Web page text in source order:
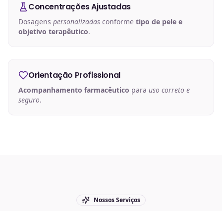
Concentrações Ajustadas
Dosagens personalizadas conforme tipo de pele e
objetivo terapêutico.
Orientação Profissional
Acompanhamento farmacêutico para uso correto e
seguro.
Nossos Serviços